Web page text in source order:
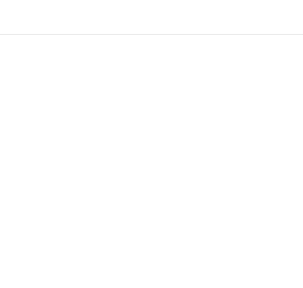
bukan? Setelah engkau memahami esensi
atau kasih yang lebih dalam terhadap cinta
mencintai Tuhan dan membuatmu bergantung